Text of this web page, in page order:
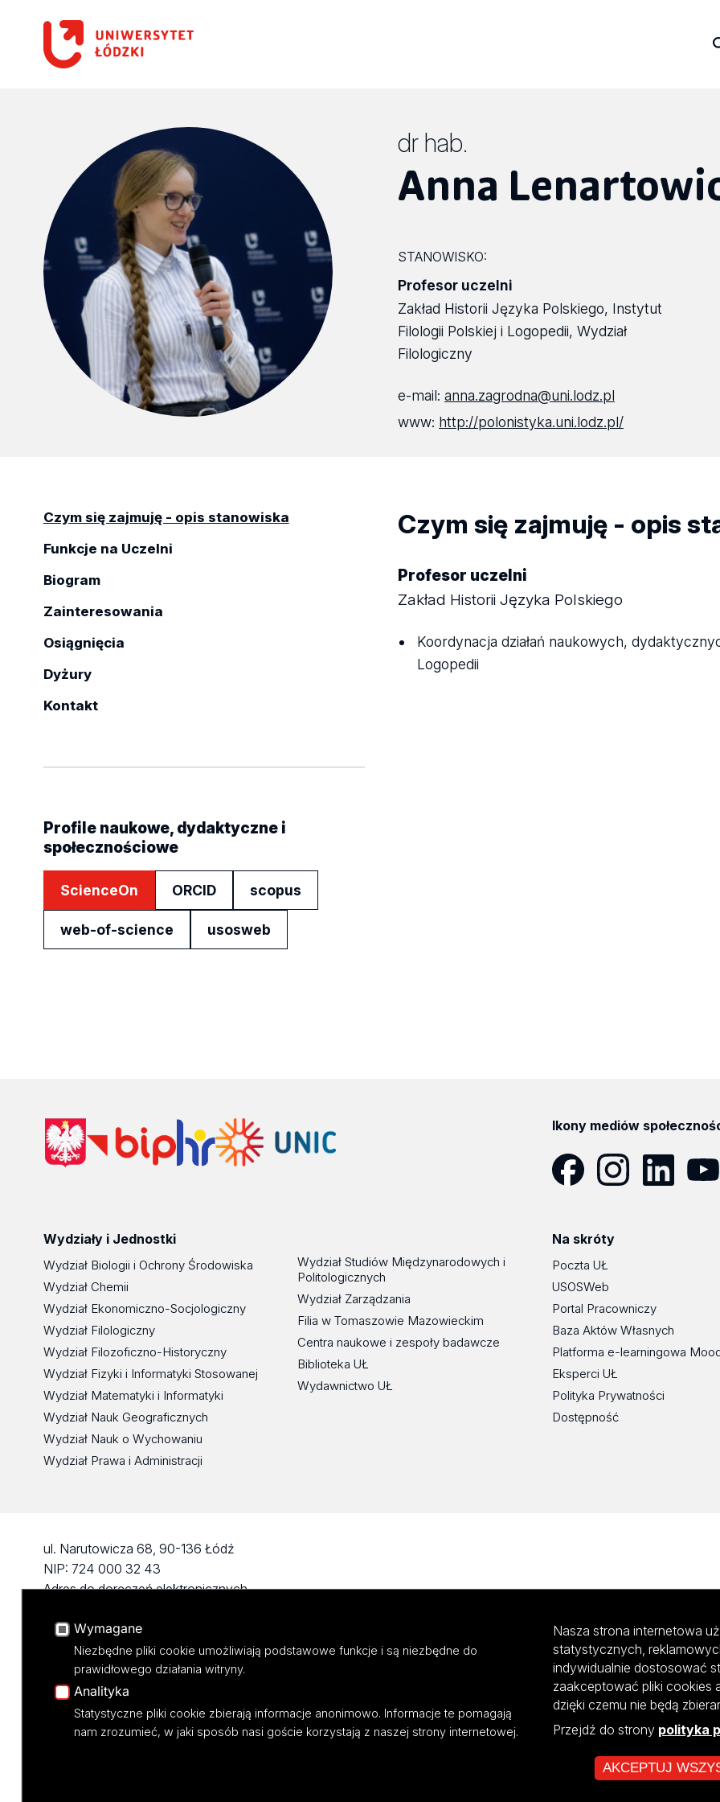
dr hab.
Anna
STANOWISKO:
Profesor uczelni
Zakład Historii Języka Polskiego, Instytut
Filologii Polskiej i Logopedii, Wydział
Filologiczny
e-mail:anna.zagrodna@uni.lodz.pl
www: http://polonistyka.uni.lodz.pl/
Czym się zajmuję - opis stanowiska
Funkcje na Uczelni
Biogram
Zainteresowania
Osiągnięcia
Dyżury
Kontakt
Profile naukowe, dydaktyczne i
społecznościowe
ScienceOn ORCID scopus
web-of-science usosweb
Czym się zajmuję - opis
Profesor uczelni
Zakład Historii Języka Polskiego
Koordynacja działań naukowych,
Logopedii
Ikony mediów
Wydziały i Jednostki
Wydział Biologii i Ochrony Środowiska
Wydział Chemii
Wydział Ekonomiczno-Socjologiczny
Wydział Filologiczny
Wydział Filozoficzno-Historyczny
Wydział Fizyki i Informatyki Stosowanej
Wydział Matematyki i Informatyki
Wydział Nauk Geograficznych
Wydział Nauk o Wychowaniu
Wydział Prawa i Administracji
Wydział Studiów Międzynarodowych i
Politologicznych
Wydział Zarządzania
Filia w Tomaszowie Mazowieckim
Centra naukowe i zespoły badawcze
Biblioteka UŁ
Wydawnictwo UŁ
Na skróty
Poczta UŁ
USOSWeb
Portal Pracowniczy
Baza Aktów Własnych
Platforma e-learningowa
Eksperci UŁ
Polityka Prywatności
Dostępność
ul. Narutowicza 68, 90-136 Łódź
NIP: 724 000 32 43
Adres do doręczeń elektronicznych
KONTAKT
Projekt Multiportalu UŁ współfinansowany z funduszy Unii Europejskiej w ramach
Wymagane
Niezbędne pliki cookie umożliwiają podstawowe funkcje i są niezbędne do
prawidłowego działania witryny.
Analityka
Statystyczne pliki cookie zbierają informacje anonimowo. Informacje te pomagają
nam zrozumieć, w jaki sposób nasi goście korzystają z naszej strony internetowej.
Nasza strona internetowa
statystycznych,
indywidualnie dostosować
zaakceptować pliki cookies
dzięki czemu nie będą
Przejdź do strony polityka
AKCEPTUJ